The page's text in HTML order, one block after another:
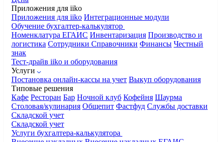
Приложения для iiko
Приложения для iiko Интеграционные модули
Обучение бухгалтер-калькулятор
Номенклатура ЕГАИС Инвентаризация Производство и
логистика Сотрудники Справочники Финансы Честный
знак
Тест-драйв iiko и оборудования
Услуги
Постановка онлайн-кассы на учет Выкуп оборудования
Типовые решения
Кафе Ресторан Бар Ночной клуб Кофейня Шаурма
Столовая/кулинария Общепит Фастфуд Службы доставки
Складской учет
Складской учет
Услуги бухгалтера-калькулятора